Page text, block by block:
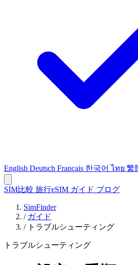
English Deutsch Français 한국어 ไทย 繁
SIM比較 旅行eSIM ガイド ブログ
SimFinder
/ ガイド
/ トラブルシューティング
トラブルシューティング